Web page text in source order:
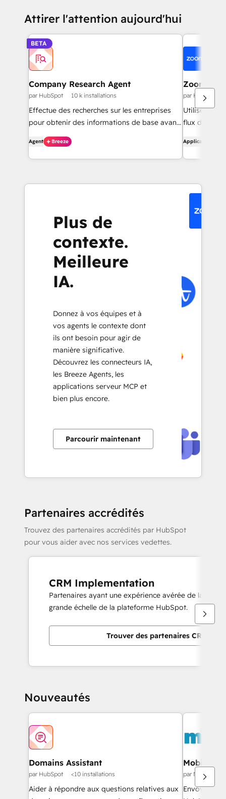
Attirer l'attention aujourd'hui
BETA
Company Research Agent
par HubSpot 10 k installations
Effectue des recherches sur les entreprises
pour obtenir des informations de base avant
de les contacter.
Agent Breeze
Zoom
par HubSpot
Utilisez
flux de
Application
Plus de
contexte.
Meilleure
IA.
Donnez à vos équipes et à
vos agents le contexte dont
ils ont besoin pour agir de
manière significative.
Découvrez les connecteurs IA,
les Breeze Agents, les
applications serveur MCP et
bien plus encore.
Parcourir maintenant
Partenaires accrédités
Trouvez des partenaires accrédités par HubSpot
pour vous aider avec nos services vedettes.
CRM Implementation
Partenaires ayant une expérience avérée de la
grande échelle de la plateforme HubSpot.
Trouver des partenaires CRM
Nouveautés
Domains Assistant
par HubSpot <10 installations
Aider à répondre aux questions relatives aux
Mobile
par Mobile
Envoyer